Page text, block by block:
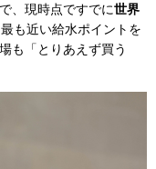
、現時点ですでに世界
も近い給水ポイントを
も「とりあえず買う